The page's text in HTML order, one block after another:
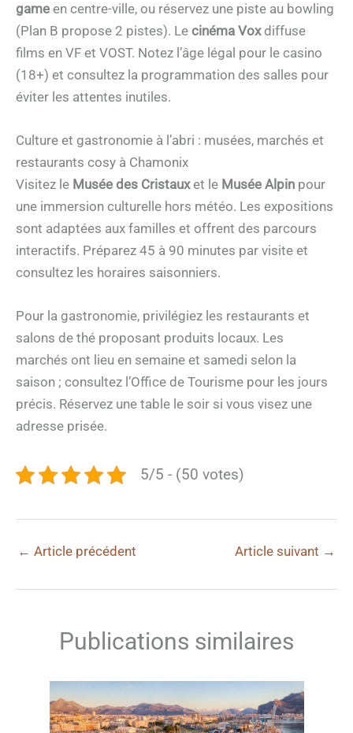
game en centre-ville, ou réservez une piste au bowling
(Plan B propose 2 pistes). Le cinéma Voxdiffuse
films en VF et VOST. Notez l’âge légal pour le casino
(18+) et consultez la programmation des salles pour
éviter les attentes inutiles.
Culture et gastronomie à l’abri : musées, marchés et
restaurants cosy à Chamonix
Visitez le Musée des Cristauxet le Musée Alpin pour
une immersion culturelle hors météo. Les expositions
sont adaptées aux familles et offrent des parcours
interactifs. Préparez 45 à 90 minutes par visite et
consultez les horaires saisonniers.
Pour la gastronomie, privilégiez les restaurants et
salons de thé proposant produits locaux. Les
marchés ont lieu en semaine et samedi selon la
saison ; consultez l’Office de Tourisme pour les jours
précis. Réservez une table le soir si vous visez une
adresse prisée.
5/5 - (50 votes)
← Article précédent Article suivant →
Publications similaires